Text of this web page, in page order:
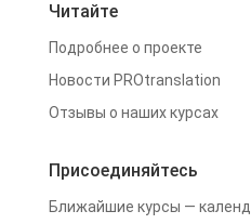
Читайте
Подробнее о проекте
Новости PROtranslation
Отзывы о наших курсах
Присоединяйтесь
Ближайшие курсы —